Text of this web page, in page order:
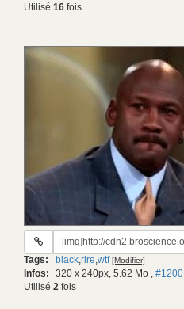
Utilisé 16 fois
URL
gif:
Tags: black,rire,wtf [Modifier]
Infos: 320 x 240px, 5.62 Mo , #1200
Utilisé 2 fois